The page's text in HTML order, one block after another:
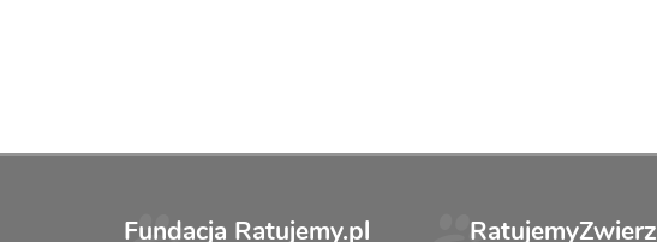
Fundacja Ratujemy.pl